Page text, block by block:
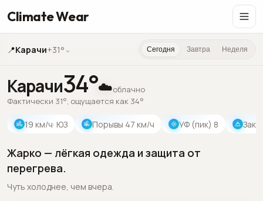
Climate Wear
📍Карачи+31° ⌄ Сегодня Завтра Неделя
Карачи34°☁️облачно
Фактически 31°, ощущается как 34°
19 км/ч· ЮЗ Порывы 47 км/ч УФ (пик) 8
Жарко — лёгкая одежда и защита от
перегрева.
Чуть холоднее, чем вчера.